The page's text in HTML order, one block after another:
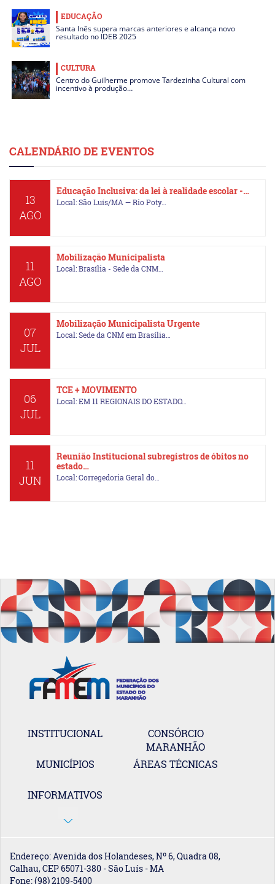
EDUCAÇÃO
Santa Inês supera marcas anteriores e alcança novo
resultado no IDEB 2025
CULTURA
Centro do Guilherme promove Tardezinha Cultural com
incentivo à produção…
CALENDÁRIO DE EVENTOS
13
AGO
Educação Inclusiva: da lei à realidade escolar -…
Local: São Luís/MA — Rio Poty…
11
AGO
Mobilização Municipalista
Local: Brasília - Sede da CNM…
07
JUL
Mobilização Municipalista Urgente
Local: Sede da CNM em Brasília…
06
JUL
TCE + MOVIMENTO
Local: EM 11 REGIONAIS DO ESTADO…
11
JUN
Reunião Institucional subregistros de óbitos no
estado…
Local: Corregedoria Geral do…
INSTITUCIONAL
CONSÓRCIO
MARANHÃO
MUNICÍPIOS
ÁREAS TÉCNICAS
INFORMATIVOS
Endereço: Avenida dos Holandeses, Nº 6, Quadra 08,
Calhau, CEP 65071-380 - São Luís - MA
Fone: (98) 2109-5400